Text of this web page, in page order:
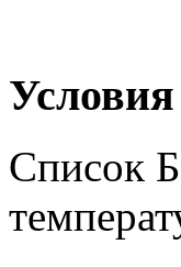
Список